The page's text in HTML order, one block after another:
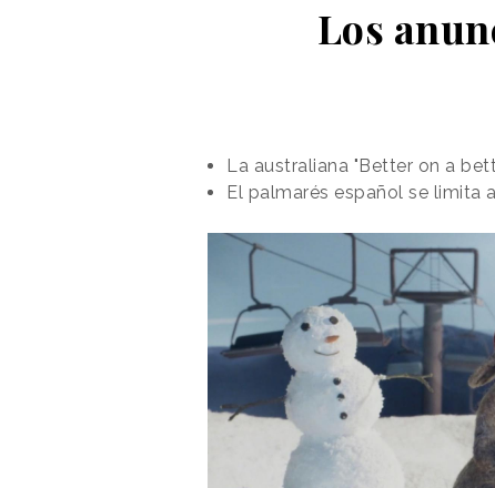
Los
La australiana "Better on a
El palmarés español se limita